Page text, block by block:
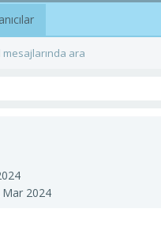
mesajlarında ara
Mar 2024